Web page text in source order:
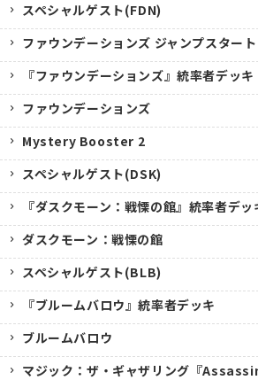
スペシャルゲスト(FDN)
ファウンデーションズ ジャンプスタート
『ファウンデーションズ』統率者デッキ
ファウンデーションズ
Mystery Booster 2
スペシャルゲスト(DSK)
『ダスクモーン：戦慄の館』統率者デッ
ダスクモーン：戦慄の館
スペシャルゲスト(BLB)
『ブルームバロウ』統率者デッキ
ブルームバロウ
マジック：ザ・ギャザリング『